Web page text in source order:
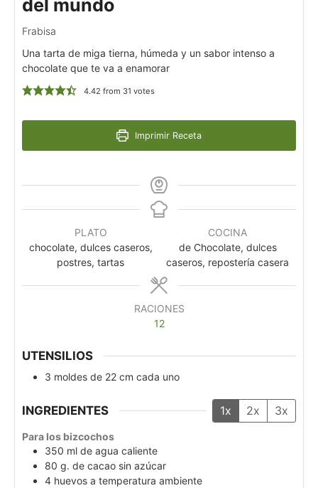
del mundo
Frabisa
Una tarta de miga tierna, húmeda y un sabor intenso a
chocolate que te va a enamorar
4.42 from 31 votes
Imprimir Receta
PLATO
chocolate, dulces caseros,
postres, tartas
COCINA
de Chocolate, dulces
caseros, repostería casera
RACIONES
12
UTENSILIOS
3 moldes de 22 cm cada uno
INGREDIENTES 1x 2x 3x
Para los bizcochos
350 ml de agua caliente
80 g. de cacao sin azúcar
4 huevos a temperatura ambiente